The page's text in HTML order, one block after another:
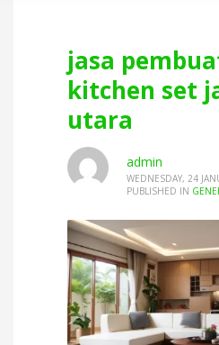
jasa
kitchen set
utara
admin
WEDNESDAY, 24
PUBLISHED IN